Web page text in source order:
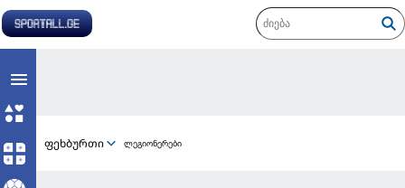
ფეხბურთი ლეგიონერები